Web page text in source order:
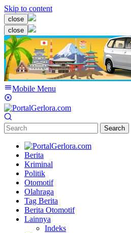
Skip to content
close
close
Mobile Menu
Search
Berita
Kriminal
Politik
Otomotif
Olahraga
Tag Berita
Berita Otomotif
Lainnya
Indeks